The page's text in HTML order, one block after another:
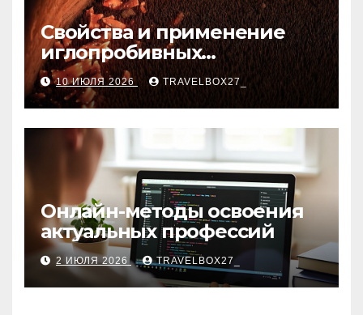
Свойства и применение
иглопробивных
базальтовых огнеупорных
матов
10 ИЮЛЯ 2026 TRAVELBOX27_
Онлайн-методы освоения
актуальных профессий
2 ИЮЛЯ 2026 TRAVELBOX27_